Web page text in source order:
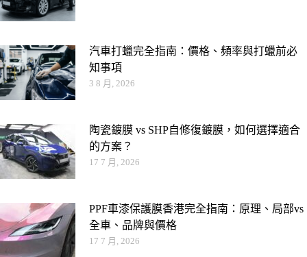
汽車打蠟完全指南：價格、頻率與打蠟前必
知事項
3 8 月, 2026
陶瓷鍍膜 vs SHP自修復鍍膜，如何選擇適合
的方案？
17 7 月, 2026
PPF車漆保護膜香港完全指南：原理、局部vs
全車、品牌與價格
17 7 月, 2026